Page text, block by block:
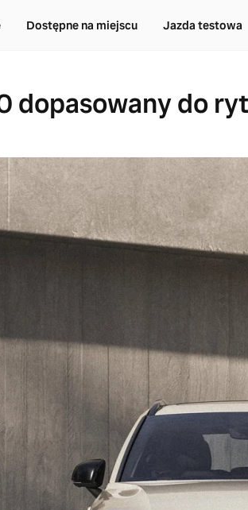
Dostępne na miejscu Jazda testowa
dopasowany do